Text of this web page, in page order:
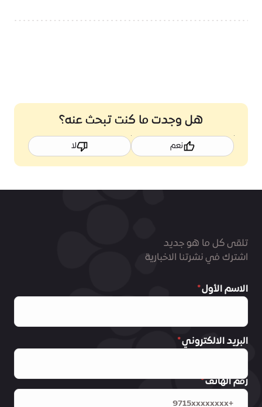
Permit
MB
هل وجدت ما كنت تبحث عنه؟
نعم لا
تلقى كل ما هو جديد
اشترك في نشرتنا الاخبارية
الاسم الأول
البريد الالكتروني
رقم الهاتف